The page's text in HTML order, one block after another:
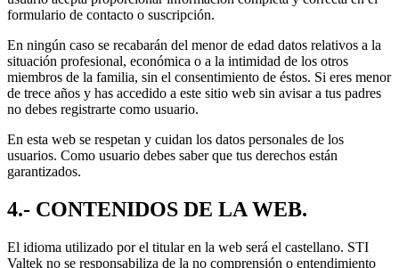
formulario de contacto o suscripción.
En ningún caso se recabarán del menor de edad datos relativos a la
situación profesional, económica o a la intimidad de los otros
miembros de la familia, sin el consentimiento de éstos. Si eres menor
de trece años y has accedido a este sitio web sin avisar a tus padres
no debes registrarte como usuario.
En esta web se respetan y cuidan los datos personales de los
usuarios. Como usuario debes saber que tus derechos están
garantizados.
4.- CONTENIDOS DE LA WEB.
El idioma utilizado por el titular en la web será el castellano. STI
Valtek no se responsabiliza de la no comprensión o entendimiento